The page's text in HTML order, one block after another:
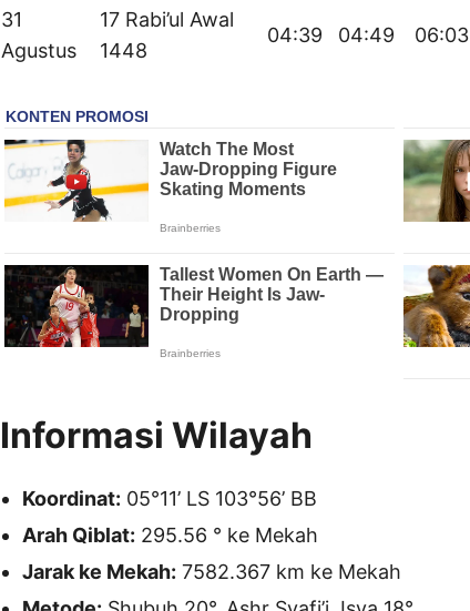
31
Agustus
17 Rabi’ul Awal
1448
04:39 04:49 06:03
Informasi Wilayah
Koordinat: 05°11’ LS 103°56’ BB
Arah Qiblat: 295.56 ° ke Mekah
Jarak ke Mekah: 7582.367 km ke Mekah